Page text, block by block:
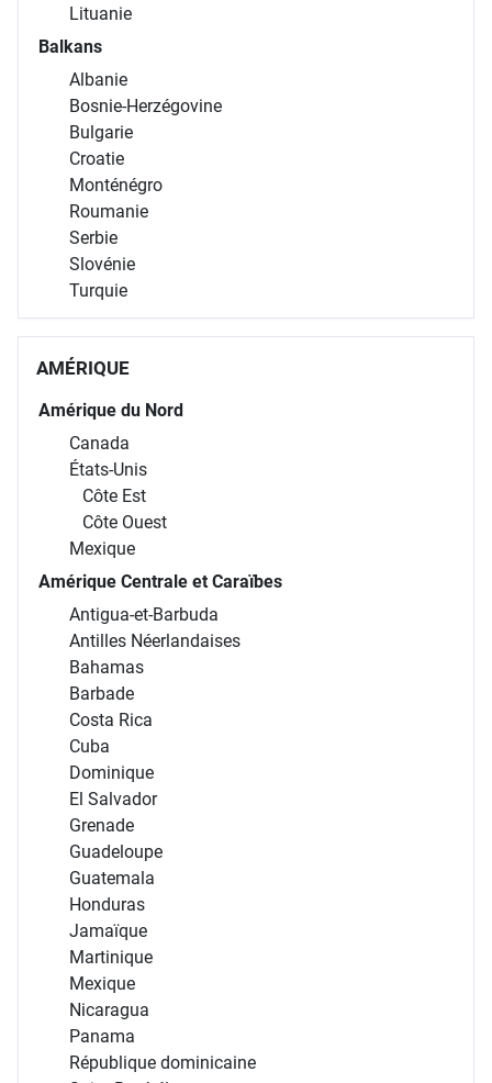
Lituanie
Balkans
Albanie
Bosnie-Herzégovine
Bulgarie
Croatie
Monténégro
Roumanie
Serbie
Slovénie
Turquie
AMÉRIQUE
Amérique du Nord
Canada
États-Unis
Côte Est
Côte Ouest
Mexique
Amérique Centrale et Caraïbes
Antigua-et-Barbuda
Antilles Néerlandaises
Bahamas
Barbade
Costa Rica
Cuba
Dominique
El Salvador
Grenade
Guadeloupe
Guatemala
Honduras
Jamaïque
Martinique
Mexique
Nicaragua
Panama
République dominicaine